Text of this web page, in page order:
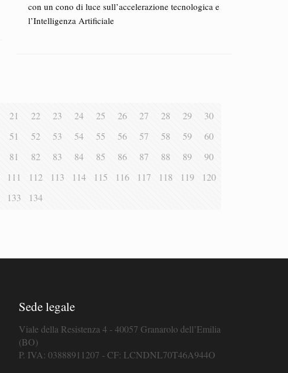
con un cono di luce sull’accelerazione tecnologica e
l’Intelligenza Artificiale
21 22 23 24 25 26 27 28 29
30
51 52 53 54 55 56 57 58 59
60
81 82 83 84 85 86 87 88 89
90
111 112 113 114 115 116 117 118 119
120
133 134
Sede legale
Viale della Resistenza 4 - 40057 Granarolo dell’Emilia
(BO)
P. IVA: 03888911207 - CF: LCNDNL70T46A944O